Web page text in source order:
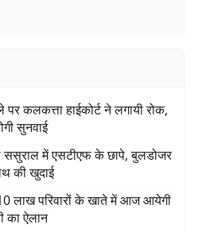
कलकत्ता हाईकोर्ट ने लगायी रोक,
सुनवाई
ससुराल में एसटीएफ के छापे, बुलडोजर
की खुदाई
लाख परिवारों के खाते में आज आयेगी
का ऐलान